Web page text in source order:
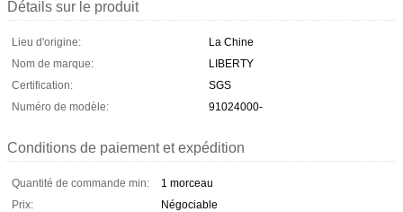
Détails sur le produit
Lieu d'origine:
La Chine
Nom de marque:
LIBERTY
Certification:
SGS
Numéro de modèle:
91024000-
Conditions de paiement et expédition
Quantité de commande min:
1 morceau
Prix:
Négociable